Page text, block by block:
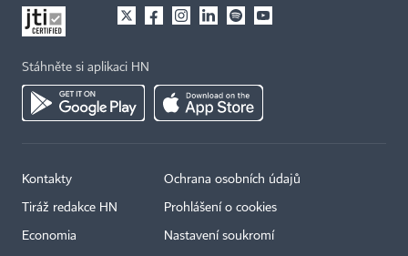
Stáhněte si aplikaci HN
Kontakty
Tiráž redakce HN
Economia
Ochrana osobních údajů
Prohlášení o cookies
Nastavení soukromí